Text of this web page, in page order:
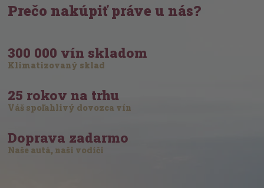
Prečo nakúpiť práve u nás?
300 000 vín skladom
Klimatizovaný sklad
25 rokov na trhu
Váš spoľahlivý dovozca vín
Doprava zadarmo
Naše autá, naši vodiči